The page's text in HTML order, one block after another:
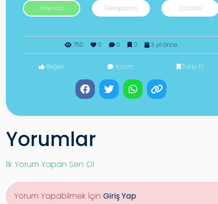
Yayında Cevaplandı Çözüldü
750 0 0 0 3 yıl önce
Beğen Yorum Takip Et
Yorumlar
İlk Yorum Yapan Sen Ol
Yorum Yapabilmek İçin Giriş Yap